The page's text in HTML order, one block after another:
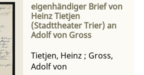
eigenhändiger Brief von
Heinz Tietjen
(Stadttheater Trier) an
Adolf von Gross
Tietjen, Heinz ; Gross,
Adolf von